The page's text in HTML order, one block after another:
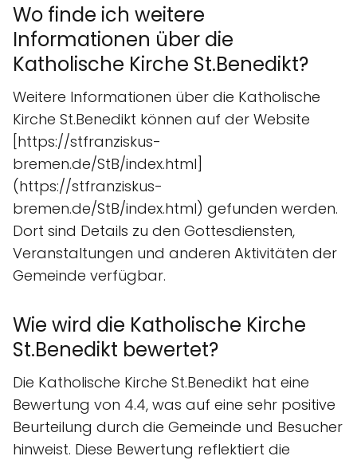
Wo finde ich weitere
Informationen über die
Katholische Kirche St.Benedikt?
Weitere Informationen über die Katholische
Kirche St.Benedikt können auf der Website
[https://stfranziskus-
bremen.de/StB/index.html]
(https://stfranziskus-
bremen.de/StB/index.html) gefunden werden.
Dort sind Details zu den Gottesdiensten,
Veranstaltungen und anderen Aktivitäten der
Gemeinde verfügbar.
Wie wird die Katholische Kirche
St.Benedikt bewertet?
Die Katholische Kirche St.Benedikt hat eine
Bewertung von 4.4, was auf eine sehr positive
Beurteilung durch die Gemeinde und Besucher
hinweist. Diese Bewertung reflektiert die